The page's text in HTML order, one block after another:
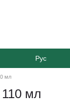
Рус
мл
мл